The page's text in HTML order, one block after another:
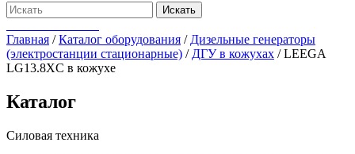
Искать
Главная /Каталог оборудования / Дизельные генераторы
(электростанции стационарные) / ДГУ в кожухах /LEEGA
LG13.8XC в кожухе
Каталог
Силовая техника